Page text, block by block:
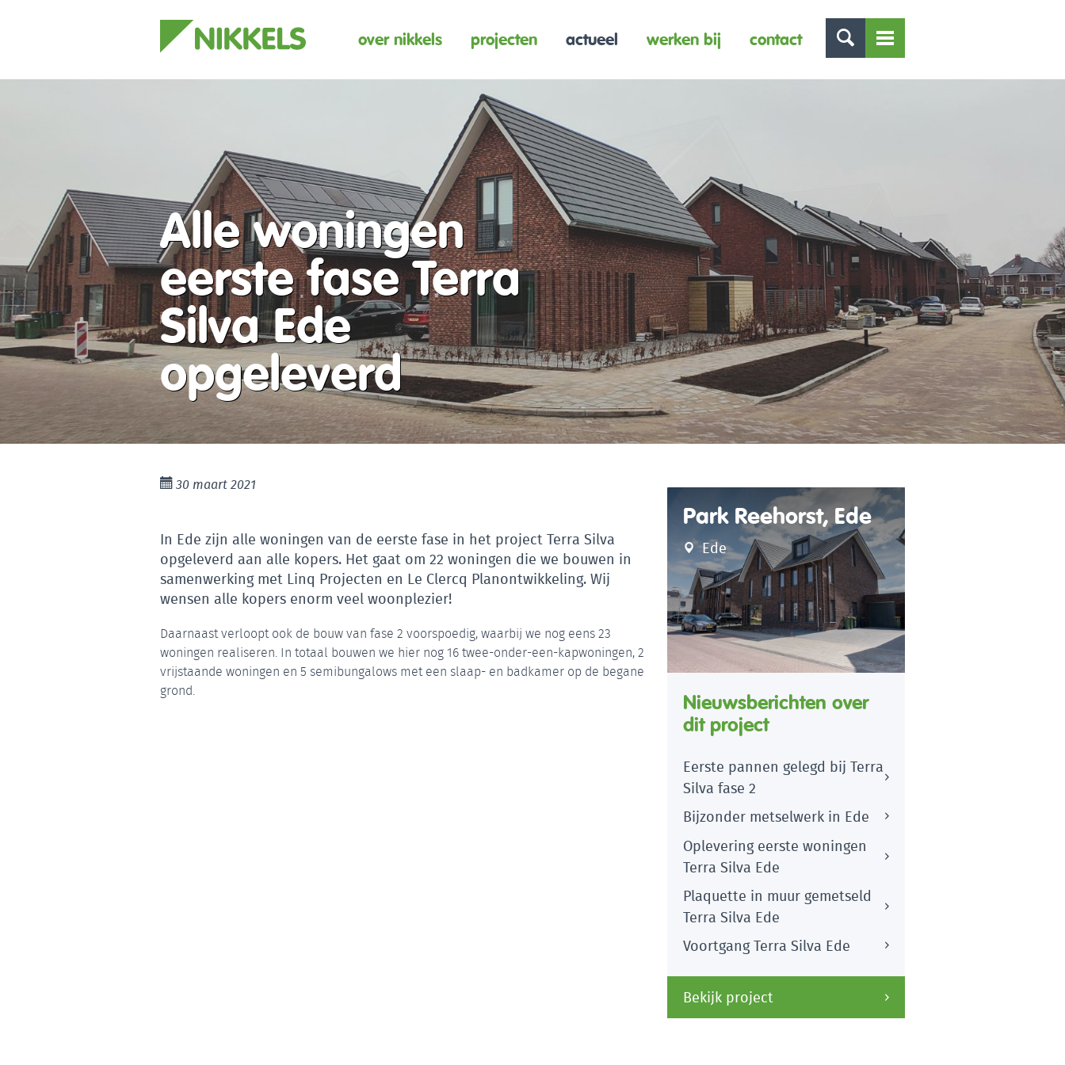
over nikkels projecten actueel werken bij contact
Alle woningen
eerste fase Terra
Silva Ede
opgeleverd
30 maart 2021
In Ede zijn alle woningen van de eerste fase in het project Terra Silva
opgeleverd aan alle kopers. Het gaat om 22 woningen die we bouwen in
samenwerking met Linq Projecten en Le Clercq Planontwikkeling. Wij
wensen alle kopers enorm veel woonplezier!
Daarnaast verloopt ook de bouw van fase 2 voorspoedig, waarbij we nog eens 23
woningen realiseren. In totaal bouwen we hier nog 16 twee-onder-een-kapwoningen, 2
vrijstaande woningen en 5 semibungalows met een slaap- en badkamer op de begane
grond.
Park Reehorst, Ede
Ede
Nieuwsberichten over
dit project
Eerste pannen gelegd bij Terra
Silva fase 2
Bijzonder metselwerk in Ede
Oplevering eerste woningen
Terra Silva Ede
Plaquette in muur gemetseld
Terra Silva Ede
Voortgang Terra Silva Ede
Bekijk project